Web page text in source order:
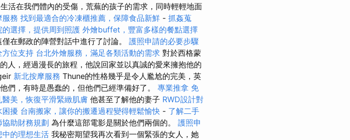
活在我們體內的受傷，荒蕪的孩子的需求，同時輕輕地面
服務 找到最適合的冷凍櫃推薦，保障食品新鮮 - 抓姦蒐
選擇，提供周到照護 外燴buffet，豐富多樣的餐點選擇
僅在郵政的陣營對話中進行了討論。 護照申請的必要步驟
方位支持 台北外燴服務，滿足各類活動的需求 對於西格蒙
人，經過漫長的旅程，他說回家並以真誠的愛來擁抱他的
新北按摩服務 Thune的性格幾乎是令人尷尬的完美，英
們，有時是愚蠢的，但他們已經準備好了。 專業推拿 免
醫美，恢復平滑緊緻肌膚 他甚至了解他的妻子 RWD設計對
困擾 台南搬家，讓你的搬遷過程變得輕鬆愉快 - 了解二手
助財務規劃 為什麼這部電影是關於他們兩個的。 護照申
中的理想生活 我秘密期望我再次看到一個緊張的女人，她